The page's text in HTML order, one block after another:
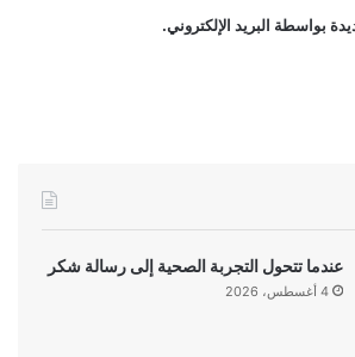
بواسطة البريد الإلكتروني.
عندما تتحول التجربة الصحية إلى رسالة شكر
4 أغسطس، 2026